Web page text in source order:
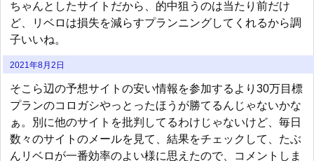
ちゃんとしたサイトだから、的中狙うのは当たり前だけ
ど、リベロは損失を減らすプランニングしてくれるから調
子いいね。
2021年8月2日
そこら辺の予想サイトの安い情報を参加するより30万目標
プランのコロガシやっとったほうが勝てるんじゃないかな
ぁ。別に他のサイトを批判してるわけじゃないけど、毎日
数々のサイトのメールを見て、結果をチェックして、たぶ
んリベロが一番効率のよい様に思えたので、コメントしま